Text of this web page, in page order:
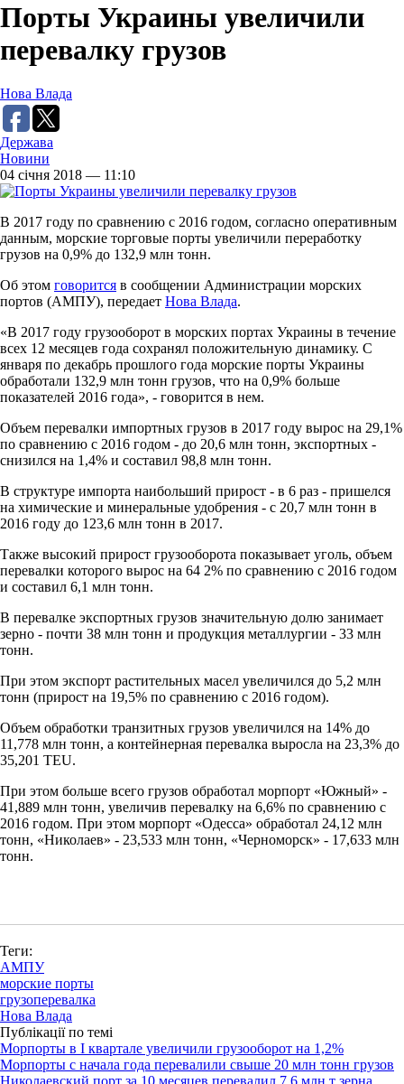
Порты Украины увеличили
перевалку грузов
Нова Влада
Держава
Новини
04 січня 2018 — 11:10
В 2017 году по сравнению с 2016 годом, согласно оперативным
данным, морские торговые порты увеличили переработку
грузов на 0,9% до 132,9 млн тонн.
Об этом говорится в сообщении Администрации морских
портов (АМПУ), передает Нова Влада.
«В 2017 году грузооборот в морских портах Украины в течение
всех 12 месяцев года сохранял положительную динамику. С
января по декабрь прошлого года морские порты Украины
обработали 132,9 млн тонн грузов, что на 0,9% больше
показателей 2016 года», - говорится в нем.
Объем перевалки импортных грузов в 2017 году вырос на 29,1%
по сравнению с 2016 годом - до 20,6 млн тонн, экспортных -
снизился на 1,4% и составил 98,8 млн тонн.
В структуре импорта наибольший прирост - в 6 раз - пришелся
на химические и минеральные удобрения - с 20,7 млн тонн в
2016 году до 123,6 млн тонн в 2017.
Также высокий прирост грузооборота показывает уголь, объем
перевалки которого вырос на 64 2% по сравнению с 2016 годом
и составил 6,1 млн тонн.
В перевалке экспортных грузов значительную долю занимает
зерно - почти 38 млн тонн и продукция металлургии - 33 млн
тонн.
При этом экспорт растительных масел увеличился до 5,2 млн
тонн (прирост на 19,5% по сравнению с 2016 годом).
Объем обработки транзитных грузов увеличился на 14% до
11,778 млн тонн, а контейнерная перевалка выросла на 23,3% до
35,201 TEU.
При этом больше всего грузов обработал морпорт «Южный» -
41,889 млн тонн, увеличив перевалку на 6,6% по сравнению с
2016 годом. При этом морпорт «Одесса» обработал 24,12 млн
тонн, «Николаев» - 23,533 млн тонн, «Черноморск» - 17,633 млн
тонн.
Теги:
АМПУ
морские порты
грузоперевалка
Нова Влада
Публікації по темі
Морпорты в I квартале увеличили грузооборот на 1,2%
Морпорты с начала года перевалили свыше 20 млн тонн грузов
Николаевский порт за 10 месяцев перевалил 7,6 млн т зерна